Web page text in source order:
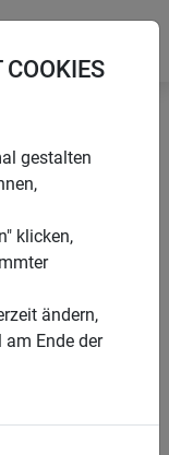
Set
COOKIES
gestalten
klicken,
ändern,
Ende der